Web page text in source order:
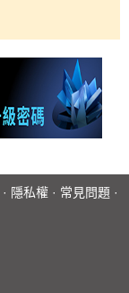
· 隱私權 · 常見問題 ·